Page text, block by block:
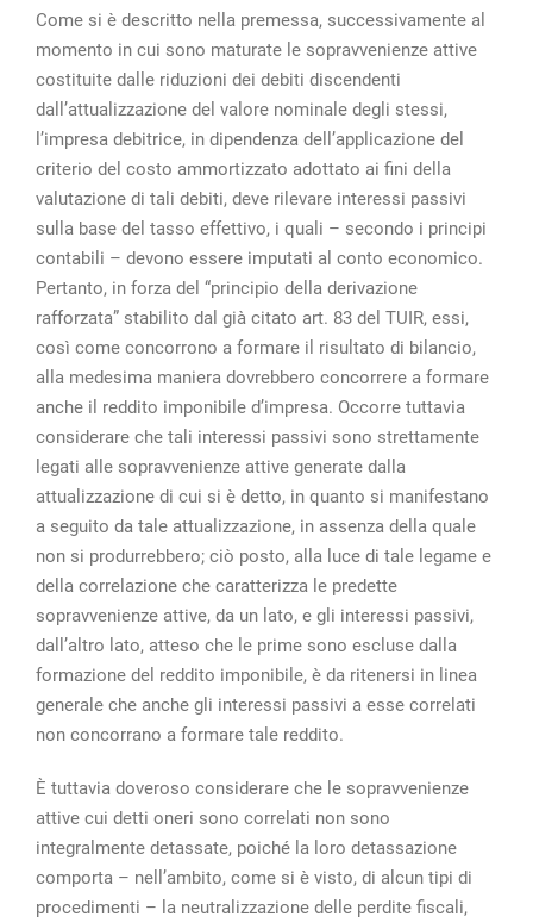
Come si è descritto nella premessa, successivamente al
momento in cui sono maturate le sopravvenienze attive
costituite dalle riduzioni dei debiti discendenti
dall’attualizzazione del valore nominale degli stessi,
l’impresa debitrice, in dipendenza dell’applicazione del
criterio del costo ammortizzato adottato ai fini della
valutazione di tali debiti, deve rilevare interessi passivi
sulla base del tasso effettivo, i quali – secondo i principi
contabili – devono essere imputati al conto economico.
Pertanto, in forza del “principio della derivazione
rafforzata” stabilito dal già citato art. 83 del TUIR, essi,
così come concorrono a formare il risultato di bilancio,
alla medesima maniera dovrebbero concorrere a formare
anche il reddito imponibile d’impresa. Occorre tuttavia
considerare che tali interessi passivi sono strettamente
legati alle sopravvenienze attive generate dalla
attualizzazione di cui si è detto, in quanto si manifestano
a seguito da tale attualizzazione, in assenza della quale
non si produrrebbero; ciò posto, alla luce di tale legame e
della correlazione che caratterizza le predette
sopravvenienze attive, da un lato, e gli interessi passivi,
dall’altro lato, atteso che le prime sono escluse dalla
formazione del reddito imponibile, è da ritenersi in linea
generale che anche gli interessi passivi a esse correlati
non concorrano a formare tale reddito.
È tuttavia doveroso considerare che le sopravvenienze
attive cui detti oneri sono correlati non sono
integralmente detassate, poiché la loro detassazione
comporta – nell’ambito, come si è visto, di alcun tipi di
procedimenti – la neutralizzazione delle perdite fiscali,